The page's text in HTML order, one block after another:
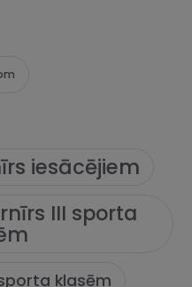
iesācējiem
III sporta
klasēm